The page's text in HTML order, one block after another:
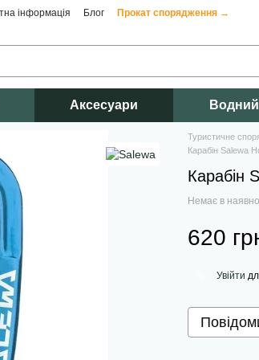
інформація Блог Прокат спорядження →
Аксесуари
Туристичне
Карабін Salewa
Карабін
Немає в
620
Увійти